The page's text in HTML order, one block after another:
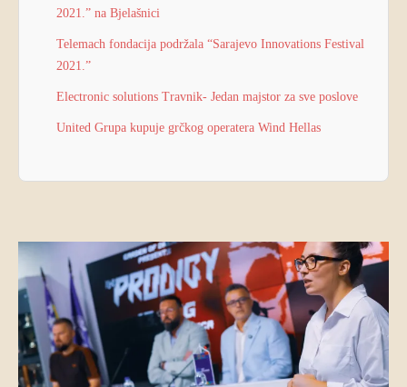
2021.” na Bjelašnici
Telemach fondacija podržala “Sarajevo Innovations Festival
2021.”
Electronic solutions Travnik- Jedan majstor za sve poslove
United Grupa kupuje grčkog operatera Wind Hellas